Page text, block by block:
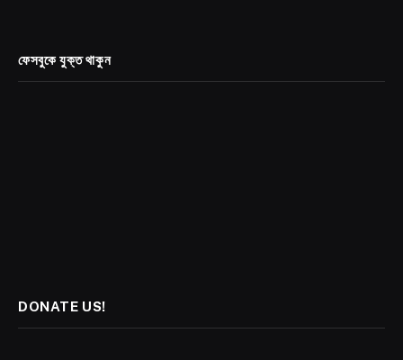
ফেসবুকে যুক্ত থাকুন
DONATE US!